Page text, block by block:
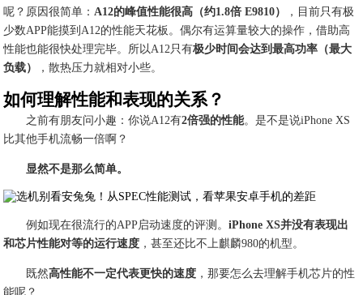
呢？原因很简单：A12的峰值性能很高（约1.8倍 E9810）
，目前只有极
少数APP能摸到A12的性能天花板。偶尔有运算量较大的操作，借助高
性能也能很快处理完毕。所以A12只有极少时间会达到最高功率（最大
负载）
，散热压力就相对小些。
如何理解性能和表现的关系？
之前有朋友问小趣：你说A12有2倍强的性能。是不是说iPhone XS
比其他手机流畅一倍啊？
显然不是那么简单。
例如现在很流行的APP启动速度的评测。iPhone XS并没有表现出
和芯片性能对等的运行速度 ，甚至还比不上麒麟980的机型。
既然高性能不一定代表更快的速度 ，那要怎么去理解手机芯片的性
能呢？